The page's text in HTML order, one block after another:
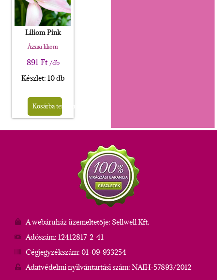
Liliom Pink
Ázsiai liliom
891 Ft /db
Készlet: 10 db
Kosárba teszem
A webáruház üzemeltetője: Sellwell Kft.
Adószám: 12412817-2-41
Cégjegyzékszám: 01-09-933254
Adatvédelmi nyilvántartási szám: NAIH-57893/2012